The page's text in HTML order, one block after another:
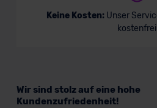
Keine Kosten: Unser
kostenfrei
Wir sind stolz auf eine hohe
Kundenzufriedenheit!